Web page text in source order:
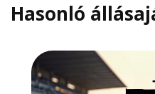
Hasonló